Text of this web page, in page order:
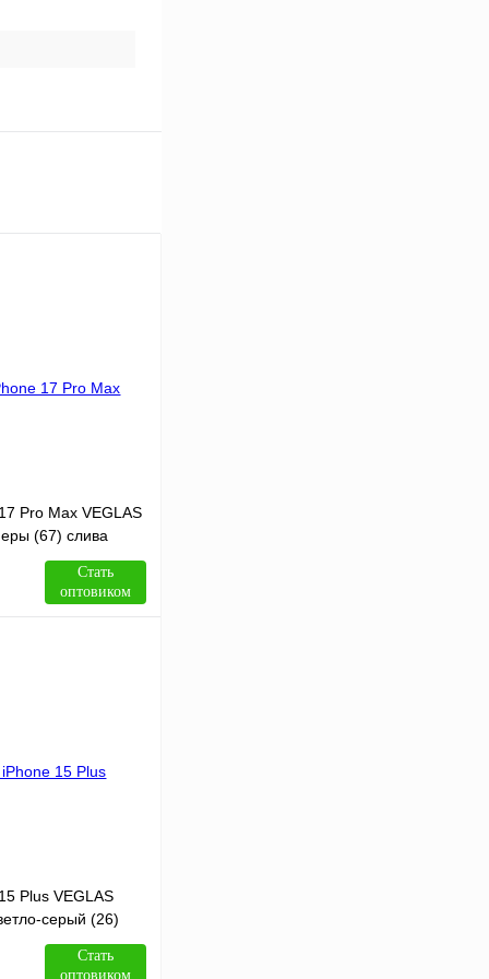
Pro Max VEGLAS
(67) слива
Стать
оптовиком
В
Plus VEGLAS
серый (26)
Стать
оптовиком